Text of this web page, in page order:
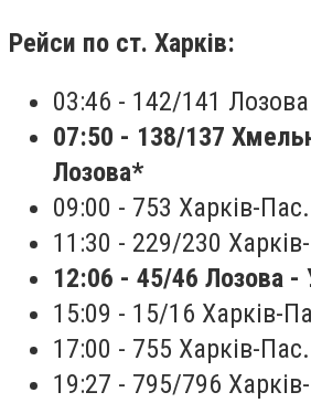
Рейси по ст. Харків:
03:46 - 142/141
07:50 - 138/137
Лозова*
09:00 - 753 Харків-
11:30 - 229/230
12:06 - 45/46 Лозова -
15:09 - 15/16 Харків-
17:00 - 755 Харків-
19:27 - 795/796